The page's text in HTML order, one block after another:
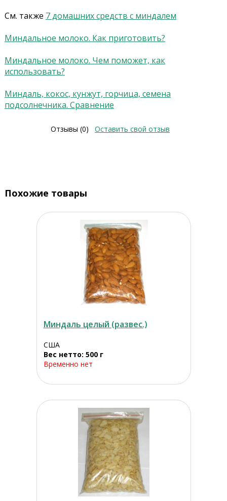
См. также 7 домашних средств с миндалем
Миндальное молоко. Как приготовить?
Миндальное молоко. Чем поможет, как
использовать?
Миндаль, кокос, кунжут, горчица, семена
подсолнечника. Сравнение
Отзывы (0) Оставить свой отзыв
Похожие товары
Миндаль целый (развес.)
США
Вес нетто: 500 г
Временно нет